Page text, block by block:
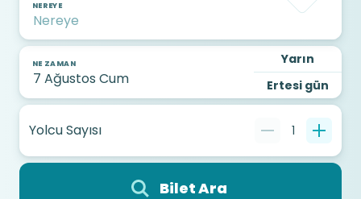
NEREYE
NE ZAMAN
Yarın
Ertesi gün
Yolcu Sayısı 1
Bilet Ara